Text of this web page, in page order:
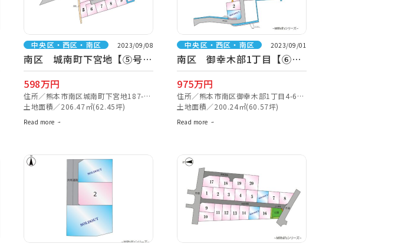
中央区・西区・南区 2023/09/08
南区 城南町下宮地【⑤号
地】
598万円
住所／熊本市南区城南町下宮地187-1
付近【ナビ検索】
土地面積／206.47㎡(62.45坪)
Read more
中央区・西区・南区 2023/09/01
南区 御幸木部1丁目【⑥号
地】
975万円
住所／熊本市南区御幸木部1丁目4-66
付近【ナビ検索】
土地面積／200.24㎡(60.57坪)
Read more